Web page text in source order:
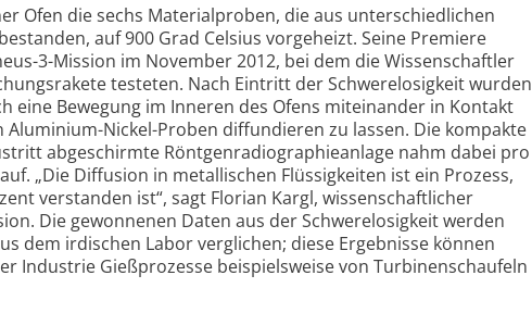
Ofen die sechs Materialproben, die aus unterschiedlichen
auf 900 Grad Celsius vorgeheizt. Seine Premiere
3-Mission im November 2012, bei dem die Wissenschaftler
testeten. Nach Eintritt der Schwerelosigkeit wurden
eine Bewegung im Inneren des Ofens miteinander in Kontakt
Nickel-Proben diffundieren zu lassen. Die kompakte
abgeschirmte Röntgenradiographieanlage nahm dabei pro
„Die Diffusion in metallischen Flüssigkeiten ist ein Prozess,
verstanden ist“, sagt Florian Kargl, wissenschaftlicher
Die gewonnenen Daten aus der Schwerelosigkeit werden
dem irdischen Labor verglichen; diese Ergebnisse können
Industrie Gießprozesse beispielsweise von Turbinenschaufeln